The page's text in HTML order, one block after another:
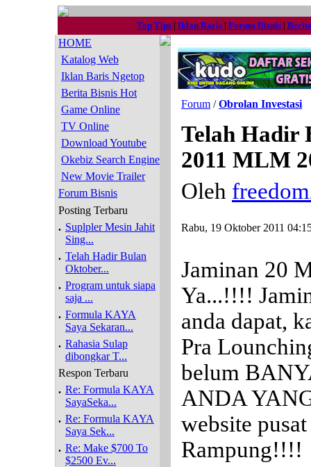
Top Tips | Iklan Baris | Forum Bisnis |
HOME
Katalog Web
Iklan Baris Ngetop
Berita Bisnis Hot
Game Online
TV Online
Download Youtube
Okebiz Search Engine
New Movie Trailer
Forum Bisnis
Posting Terbaru
. Suplpler Mesin Jahit
Sing...
. Telah Hadir Bulan
Oktober...
. Program untuk siapa
saja ...
. Formula KAYA
Saya Sekaran...
. Rahasia Sulap
dibongkar T...
Respon Terbaru
. Re: Formula KAYA
SayaSeka...
. Re: Formula KAYA
Saya Sek...
. Re: Make $700 To
$2500 Ev...
Forum /Obrolan Investasi
Telah Hadir
2011 MLM
Oleh
Rabu, 19 Oktober 2011
Jaminan 20
Ya...!!!!
anda dapat,
Pra
belum
ANDA
website
Rampung!!!!